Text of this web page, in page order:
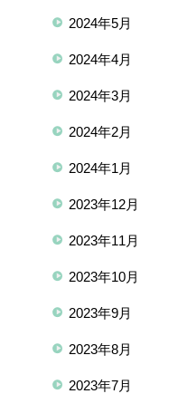
2024年5月
2024年4月
2024年3月
2024年2月
2024年1月
2023年12月
2023年11月
2023年10月
2023年9月
2023年8月
2023年7月